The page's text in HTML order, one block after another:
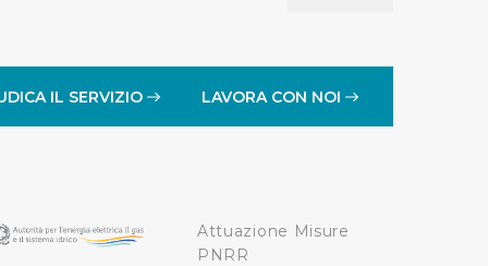
che l’Utente ha fornito
i singoli cookie
IL SERVIZIO LAVORA CON NOI
Attuazione Misure
PNRR